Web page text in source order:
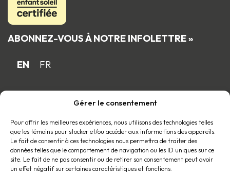
Gérer le consentement
Pour offrir les meilleures expériences, nous utilisons des technologies telles
que les témoins pour stocker et/ou accéder aux informations des appareils.
Le fait de consentir à ces technologies nous permettra de traiter des
données telles que le comportement de navigation ou les ID uniques sur ce
site. Le fait de ne pas consentir ou de retirer son consentement peut avoir
un effet négatif sur certaines caractéristiques et fonctions.
ABONNEZ-VOUS À NOTRE INFOLETTRE »
EN FR
Fière entreprise familiale québécoise
membre du